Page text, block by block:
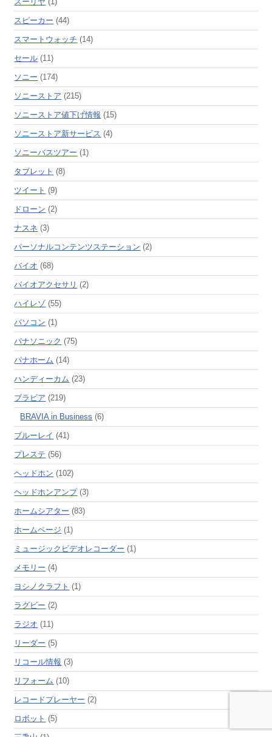
スピーカー (44)
スマートウォッチ (14)
セール (11)
ソニー (174)
ソニーストア (215)
ソニーストア値下げ情報 (15)
ソニーストア新サービス (4)
ソニーバスツアー (1)
タブレット (8)
ツイート (9)
ドローン (2)
ナスネ (3)
パーソナルコンテンツステーション (2)
バイオ (68)
バイオアクセサリ (2)
ハイレゾ(55)
パソコン (1)
パナソニック (75)
パナホーム (14)
ハンディーカム (23)
ブラビア (219)
BRAVIA in Business (6)
ブルーレイ (41)
プレステ (56)
ヘッドホン (102)
ヘッドホンアンプ(3)
ホームシアター (83)
ホームページ (1)
ミュージックビデオレコーダー (1)
メモリー (4)
ヨシノクラフト (1)
ラグビー (2)
ラジオ (11)
リーダー (5)
リコール情報 (3)
リフォーム (10)
レコードプレーヤー (2)
ロボット (5)